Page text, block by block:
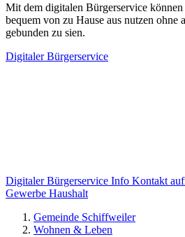
Mit dem digitalen Bürgerservice können
bequem von zu Hause aus nutzen ohne
gebunden zu sien.
Digitaler Bürgerservice
Digitaler Bürgerservice Info Kontakt
Gewerbe Haushalt
Gemeinde Schiffweiler
Wohnen & Leben